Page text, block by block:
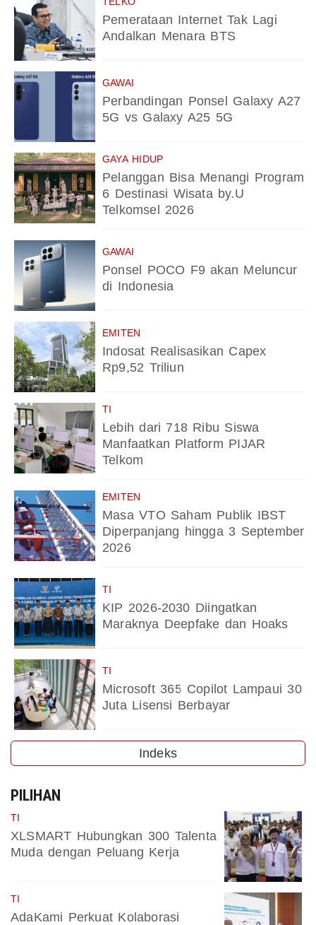
Pemerataan Internet Tak Lagi
Andalkan Menara BTS
GAWAI
Perbandingan Ponsel Galaxy A27
5G vs Galaxy A25 5G
GAYA HIDUP
Pelanggan Bisa Menangi Program
6 Destinasi Wisata by.U
Telkomsel 2026
GAWAI
Ponsel POCO F9 akan Meluncur
di Indonesia
EMITEN
Indosat Realisasikan Capex
Rp9,52 Triliun
TI
Lebih dari 718 Ribu Siswa
Manfaatkan Platform PIJAR
Telkom
EMITEN
Masa VTO Saham Publik IBST
Diperpanjang hingga 3 September
2026
TI
KIP 2026-2030 Diingatkan
Maraknya Deepfake dan Hoaks
TI
Microsoft 365 Copilot Lampaui 30
Juta Lisensi Berbayar
Indeks
PILIHAN
TI
XLSMART Hubungkan 300 Talenta
Muda dengan Peluang Kerja
TI
AdaKami Perkuat Kolaborasi